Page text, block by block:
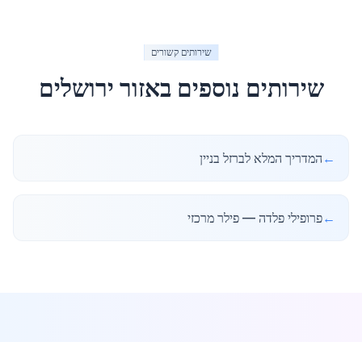
שירותים קשורים
שירותים נוספים באזור ירושלים
← המדריך המלא לברזל בניין
←פרופילי פלדה — פילר מרכזי